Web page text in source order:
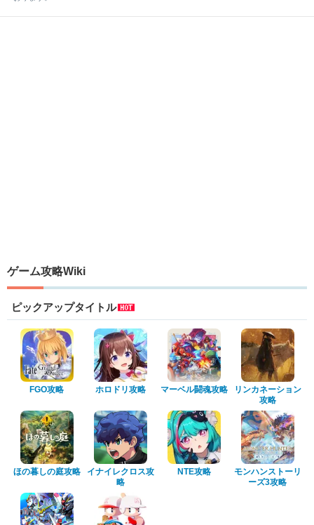
ゲーム攻略Wiki
ピックアップタイトル
FGO攻略 ホロドリ攻略 マーベル闘魂攻略
リンカネーション
攻略
ほの暮しの庭攻略
イナイレクロス攻
略
NTE攻略
モンハンストーリ
ーズ3攻略